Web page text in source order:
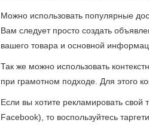
Можно использовать популярные
Вам следует просто создать
вашего товара и основной
Так же можно использовать
при грамотном подходе. Для этого
Если вы хотите рекламировать свой
Facebook), то воспользуйтесь